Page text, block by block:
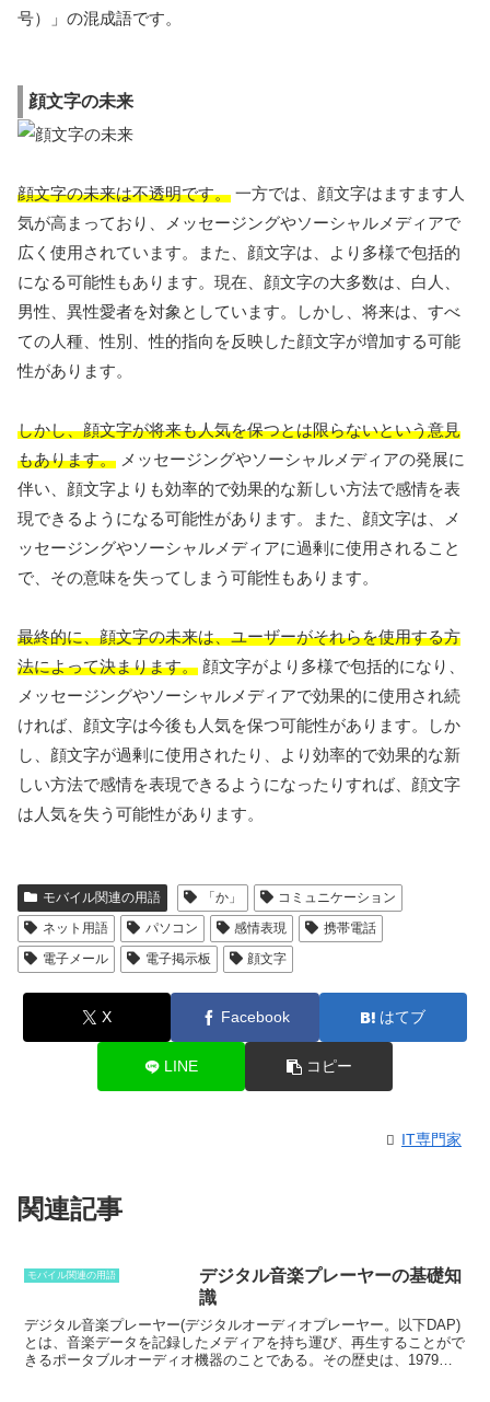
号）」の混成語です。
顔文字の未来
顔文字の未来は不透明です。 一方では、顔文字はますます人
気が高まっており、メッセージングやソーシャルメディアで
広く使用されています。また、顔文字は、より多様で包括的
になる可能性もあります。現在、顔文字の大多数は、白人、
男性、異性愛者を対象としています。しかし、将来は、すべ
ての人種、性別、性的指向を反映した顔文字が増加する可能
性があります。
しかし、顔文字が将来も人気を保つとは限らないという意見
もあります。 メッセージングやソーシャルメディアの発展に
伴い、顔文字よりも効率的で効果的な新しい方法で感情を表
現できるようになる可能性があります。また、顔文字は、メ
ッセージングやソーシャルメディアに過剰に使用されること
で、その意味を失ってしまう可能性もあります。
最終的に、顔文字の未来は、ユーザーがそれらを使用する方
法によって決まります。 顔文字がより多様で包括的になり、
メッセージングやソーシャルメディアで効果的に使用され続
ければ、顔文字は今後も人気を保つ可能性があります。しか
し、顔文字が過剰に使用されたり、より効率的で効果的な新
しい方法で感情を表現できるようになったりすれば、顔文字
は人気を失う可能性があります。
モバイル関連の用語 「か」
コミュニケーション
ネット用語
パソコン 感情表現
携帯電話
電子メール
電子掲示板 顔文字
X Facebook はてブ
LINE コピー
IT専門家
関連記事
モバイル関連の用語
デジタル音楽プレーヤーの基礎知
識
デジタル音楽プレーヤー(デジタルオーディオプレーヤー。以下DAP)
とは、音楽データを記録したメディアを持ち運び、再生することがで
きるポータブルオーディオ機器のことである。その歴史は、1979年